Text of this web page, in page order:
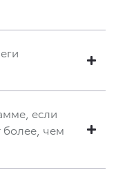
если
более, чем